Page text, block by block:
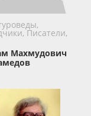
Писатели,
Махмудович